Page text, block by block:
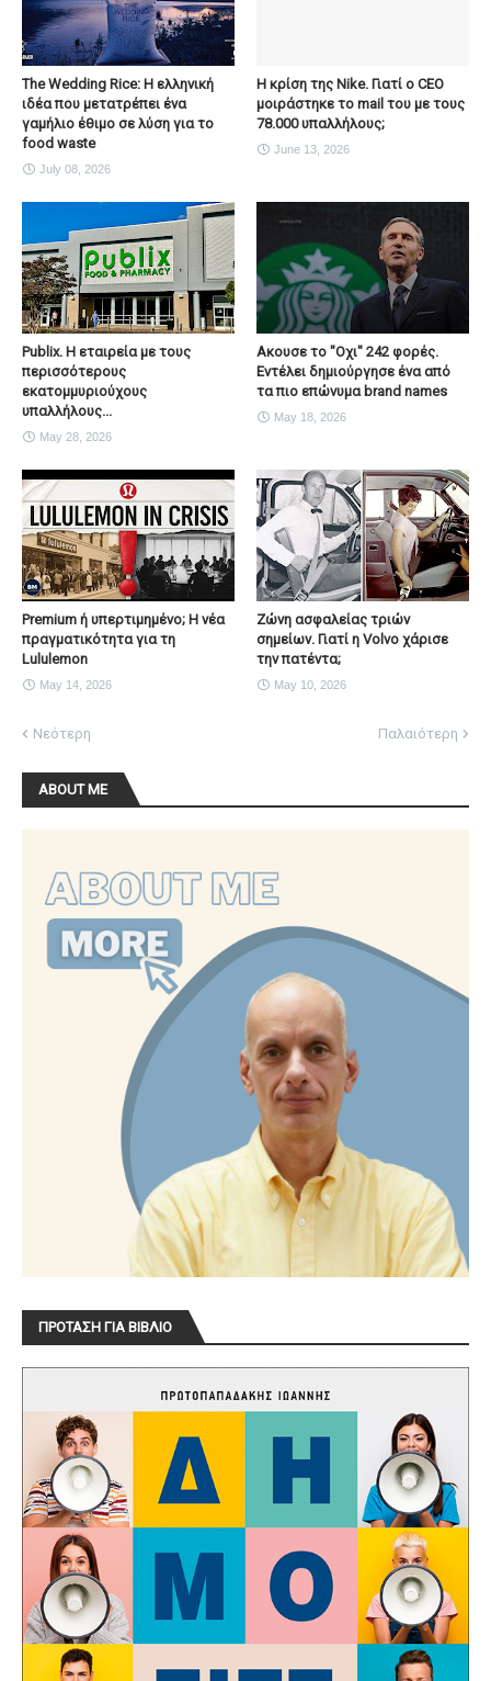
The Wedding Rice: Η ελληνική
ιδέα που μετατρέπει ένα
γαμήλιο έθιμο σε λύση για το
food waste
July 08, 2026
Η κρίση της Nike. Γιατί ο CEO
μοιράστηκε το mail του με τους
78.000 υπαλλήλους;
June 13, 2026
Publix. Η εταιρεία με τους
περισσότερους
εκατομμυριούχους
υπαλλήλους...
May 28, 2026
Ακουσε το "Οχι" 242 φορές.
Εντέλει δημιούργησε ένα από
τα πιο επώνυμα brand names
May 18, 2026
Premium ή υπερτιμημένο; Η νέα
πραγματικότητα για τη
Lululemon
May 14, 2026
Ζώνη ασφαλείας τριών
σημείων. Γιατί η Volvo χάρισε
την πατέντα;
May 10, 2026
Νεότερη Παλαιότερη
ABOUT ME
ΠΡΟΤΑΣΗ ΓΙΑ ΒΙΒΛΙΟ